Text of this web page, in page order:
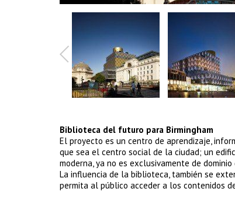
Biblioteca del futuro para Birmingham
El proyecto es un centro de aprendizaje,
que sea el centro social de la ciudad; un
moderna, ya no es exclusivamente de
La influencia de la biblioteca, también se
permita al público acceder a los contenidos